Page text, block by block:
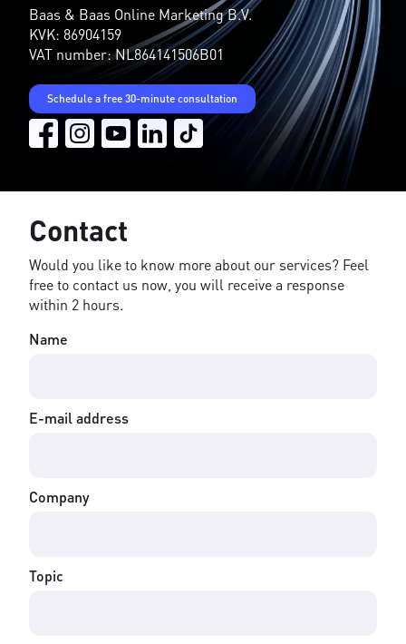
Baas & Baas Online Marketing B.V.
KVK: 86904159
VAT number: NL864141506B01
Schedule a free 30-minute consultation
Contact
Would you like to know more about our services? Feel
free to contact us now, you will receive a response
within 2 hours.
Name
E-mail address
Company
Topic